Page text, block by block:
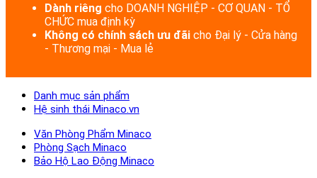
Dành riêng cho DOANH NGHIỆP - CƠ QUAN - TỔ
CHỨC mua định kỳ
Không có chính sách ưu đãi cho Đại lý - Cửa hàng
- Thương mại - Mua lẻ
Danh mục sản phẩm
Hệ sinh thái Minaco.vn
Văn Phòng Phẩm Minaco
Phòng Sạch Minaco
Bảo Hộ Lao Động Minaco